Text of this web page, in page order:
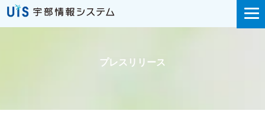
プレスリリース